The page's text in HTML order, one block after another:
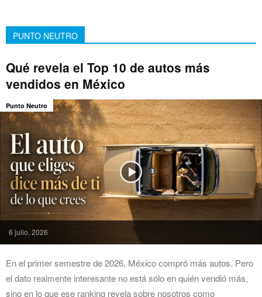
PUNTO NEUTRO
Qué revela el Top 10 de autos más
vendidos en México
6 julio, 2026
Punto Neutro
En el primer semestre de 2026, México compró más autos. Pero
el dato realmente interesante no está sólo en quién vendió más,
sino en lo que ese ranking revela sobre nosotros como